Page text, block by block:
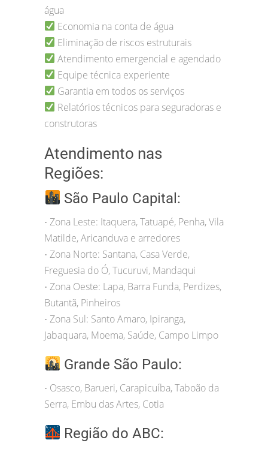
água
Economia na conta de água
Eliminação de riscos estruturais
Atendimento emergencial e agendado
Equipe técnica experiente
Garantia em todos os serviços
Relatórios técnicos para seguradoras e
construtoras
Atendimento nas
Regiões:
São Paulo Capital:
• Zona Leste: Itaquera, Tatuapé, Penha, Vila
Matilde, Aricanduva e arredores
• Zona Norte: Santana, Casa Verde,
Freguesia do Ó, Tucuruvi, Mandaqui
• Zona Oeste: Lapa, Barra Funda, Perdizes,
Butantã, Pinheiros
• Zona Sul: Santo Amaro, Ipiranga,
Jabaquara, Moema, Saúde, Campo Limpo
Grande São Paulo:
• Osasco, Barueri, Carapicuíba, Taboão da
Serra, Embu das Artes, Cotia
Região do ABC: